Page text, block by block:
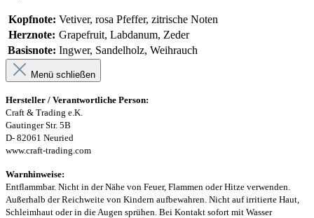
Kopfnote: Vetiver, rosa Pfeffer, zitrische Noten
Herznote: Grapefruit, Labdanum, Zeder
Basisnote: Ingwer, Sandelholz, Weihrauch
Menü schließen
Hersteller / Verantwortliche Person:
Craft & Trading e.K.
Gautinger Str. 5B
D- 82061 Neuried
www.craft-trading.com
Warnhinweise:
Entflammbar. Nicht in der Nähe von Feuer, Flammen oder Hitze verwenden.
Außerhalb der Reichweite von Kindern aufbewahren. Nicht auf irritierte Haut,
Schleimhaut oder in die Augen sprühen. Bei Kontakt sofort mit Wasser